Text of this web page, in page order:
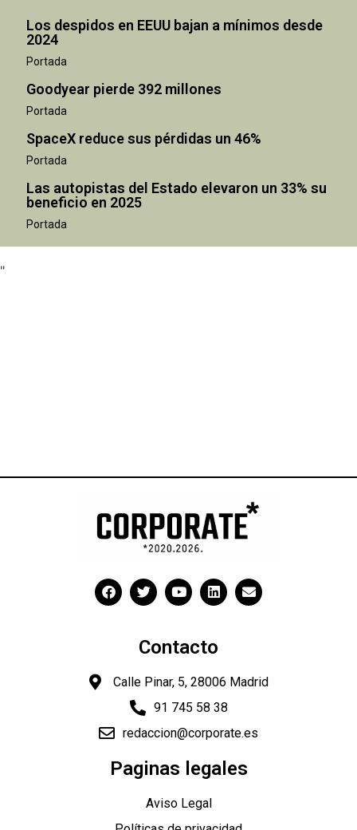
Los despidos en EEUU bajan a mínimos desde
2024
Portada
Goodyear pierde 392 millones
Portada
SpaceX reduce sus pérdidas un 46%
Portada
Las autopistas del Estado elevaron un 33% su
beneficio en 2025
Portada
"
Contacto
Calle Pinar, 5, 28006 Madrid
91 745 58 38
redaccion@corporate.es
Paginas legales
Aviso Legal